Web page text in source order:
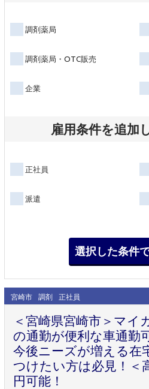
調剤薬局
調剤薬局・OTC販売
企業
雇用条件を追加
正社員
派遣
宮崎市 調剤 正社員
＜宮崎県宮崎市＞マイ
の通勤が便利な車通勤
今後ニーズが増える在
つけたい方は必見！＜
円可能！